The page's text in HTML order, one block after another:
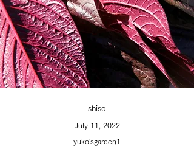
shiso
July 11, 2022
yuko'sgarden1